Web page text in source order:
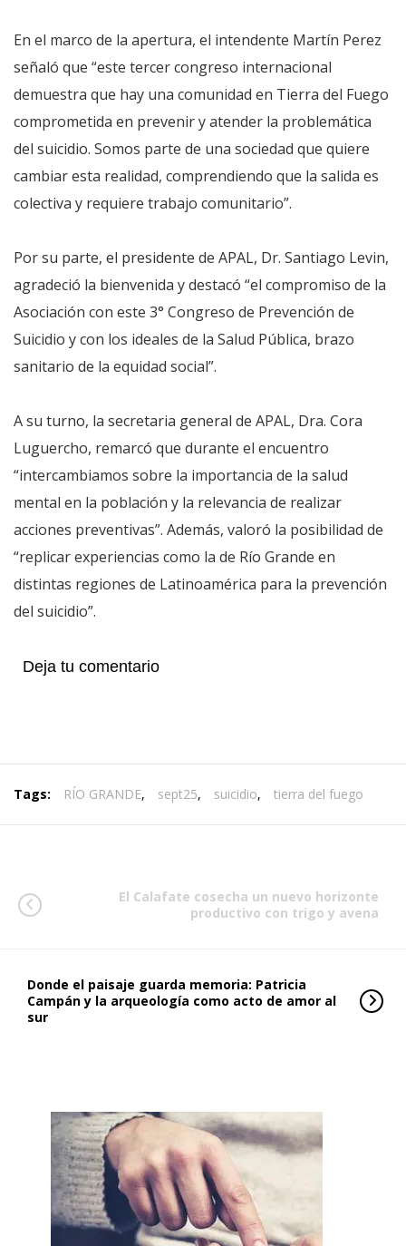
En el marco de la apertura, el intendente Martín Perez
señaló que “este tercer congreso internacional
demuestra que hay una comunidad en Tierra del Fuego
comprometida en prevenir y atender la problemática
del suicidio. Somos parte de una sociedad que quiere
cambiar esta realidad, comprendiendo que la salida es
colectiva y requiere trabajo comunitario”.
Por su parte, el presidente de APAL, Dr. Santiago Levin,
agradeció la bienvenida y destacó “el compromiso de la
Asociación con este 3° Congreso de Prevención de
Suicidio y con los ideales de la Salud Pública, brazo
sanitario de la equidad social”.
A su turno, la secretaria general de APAL, Dra. Cora
Luguercho, remarcó que durante el encuentro
“intercambiamos sobre la importancia de la salud
mental en la población y la relevancia de realizar
acciones preventivas”. Además, valoró la posibilidad de
“replicar experiencias como la de Río Grande en
distintas regiones de Latinoamérica para la prevención
del suicidio”.
Deja tu comentario
Tags: RÍO GRANDE, sept25, suicidio, tierra del fuego
El Calafate cosecha un nuevo horizonte
productivo con trigo y avena
Donde el paisaje guarda memoria: Patricia
Campán y la arqueología como acto de amor al
sur